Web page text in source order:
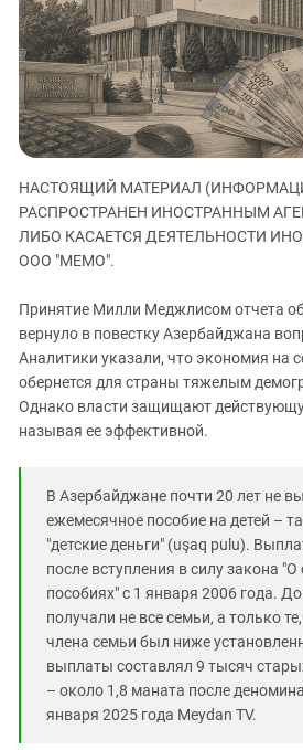
ЗАСТАВЛЯЕТ
КАВКАЗ ЗА
Дагестан
Ингушетия
Кабардино-Балкария
Калмыкия
Карачаево-Черкесия
Краснодарский край
Российская Федерация
Северная Осетия - Алания
СКФО
Ставропольский край
Чечня
Южный Кавказ
НАСТОЯЩИЙ МАТЕРИАЛ
РАСПРОСТРАНЕН ИНОСТРАННЫМ
ЛИБО КАСАЕТСЯ ДЕЯТЕЛЬНОСТИ
ООО "МЕМО".
Принятие Милли Меджлисом отчета
вернуло в повестку Азербайджана
Аналитики указали, что экономия на
обернется для страны тяжелым
Однако власти защищают
называя ее эффективной.
В Азербайджане почти 20 лет не
ежемесячное пособие на детей –
"детские деньги" (uşaq pulu).
после вступления в силу закона
пособиях" с 1 января 2006 года.
получали не все семьи, а только
члена семьи был ниже
выплаты составлял 9 тысяч
– около 1,8 маната после
января 2025 года Meydan TV.